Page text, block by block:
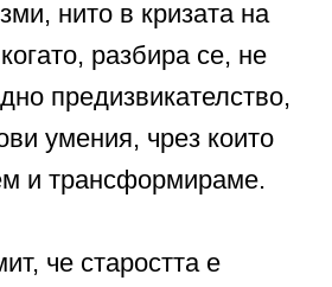
нито в кризата на
разбира се, не
предизвикателство,
умения, чрез които
и трансформираме.
че старостта е